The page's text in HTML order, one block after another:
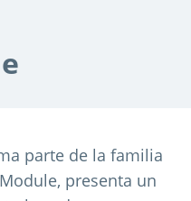
parte de la familia
presenta un